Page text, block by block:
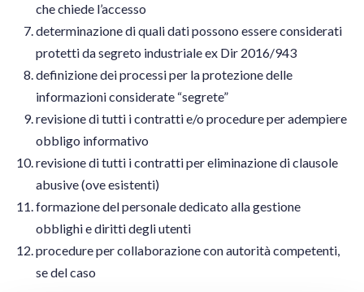
che chiede l’accesso
determinazione di quali dati possono essere considerati
protetti da segreto industriale ex Dir 2016/943
definizione dei processi per la protezione delle
informazioni considerate “segrete”
revisione di tutti i contratti e/o procedure per adempiere
obbligo informativo
revisione di tutti i contratti per eliminazione di clausole
abusive (ove esistenti)
formazione del personale dedicato alla gestione
obblighi e diritti degli utenti
procedure per collaborazione con autorità competenti,
se del caso